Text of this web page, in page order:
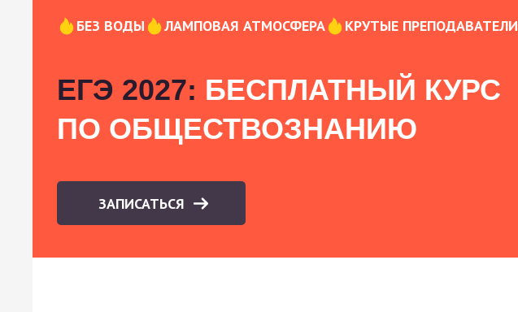
БЕЗ ВОДЫ ЛАМПОВАЯ АТМОСФЕРА КРУТЫЕ ПРЕПОДАВАТЕЛИ
ЕГЭ 2027: БЕСПЛАТНЫЙ КУРС
ПО ОБЩЕСТВОЗНАНИЮ
ЗАПИСАТЬСЯ